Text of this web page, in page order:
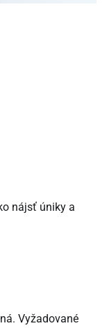
nájsť úniky a
Vyžadované